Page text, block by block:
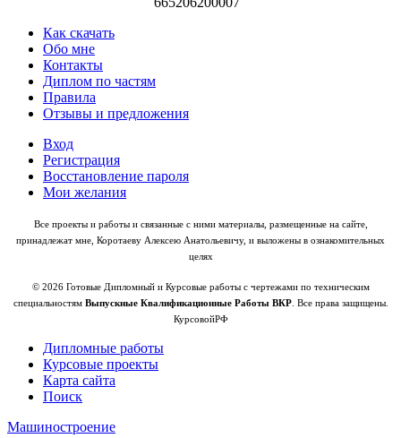
Как скачать
Обо мне
Контакты
Диплом по частям
Правила
Отзывы и предложения
Вход
Регистрация
Восстановление пароля
Мои желания
Все проекты и работы и связанные с ними материалы, размещенные на сайте,
принадлежат мне, Коротаеву Алексею Анатольевичу, и выложены в ознакомительных
целях
© 2026 Готовые Дипломный и Курсовые работы с чертежами по техническим
специальностям Выпускные Квалификационные Работы ВКР. Все права защищены.
КурсовойРФ
Дипломные работы
Курсовые проекты
Карта сайта
Поиск
Машиностроение